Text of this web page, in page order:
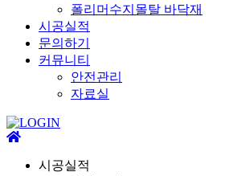
폴리머수지몰탈 바닥재
시공실적
문의하기
커뮤니티
안전관리
자료실
시공실적